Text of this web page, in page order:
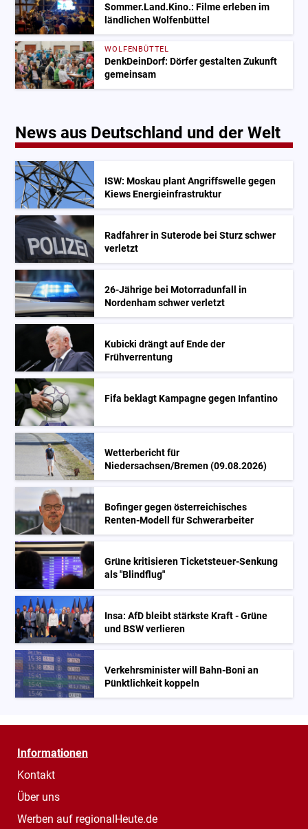
Sommer.Land.Kino.: Filme erleben im
ländlichen Wolfenbüttel
WOLFENBÜTTEL
DenkDeinDorf: Dörfer gestalten Zukunft
gemeinsam
News aus Deutschland und der Welt
ISW: Moskau plant Angriffswelle gegen
Kiews Energieinfrastruktur
Radfahrer in Suterode bei Sturz schwer
verletzt
26-Jährige bei Motorradunfall in
Nordenham schwer verletzt
Kubicki drängt auf Ende der
Frühverrentung
Fifa beklagt Kampagne gegen Infantino
Wetterbericht für
Niedersachsen/Bremen (09.08.2026)
Bofinger gegen österreichisches
Renten-Modell für Schwerarbeiter
Grüne kritisieren Ticketsteuer-Senkung
als "Blindflug"
Insa: AfD bleibt stärkste Kraft - Grüne
und BSW verlieren
Verkehrsminister will Bahn-Boni an
Pünktlichkeit koppeln
Informationen
Kontakt
Über uns
Werben auf regionalHeute.de